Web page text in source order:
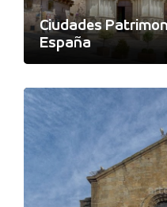
Ciudades
España